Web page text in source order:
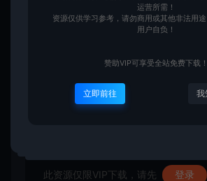
此资源仅限VIP下载，请先 登录
运营所需！
资源仅供学习参考，请勿商用或其他非法用
用户自负！
赞助VIP可享受全站免费下载！
立即前往 我